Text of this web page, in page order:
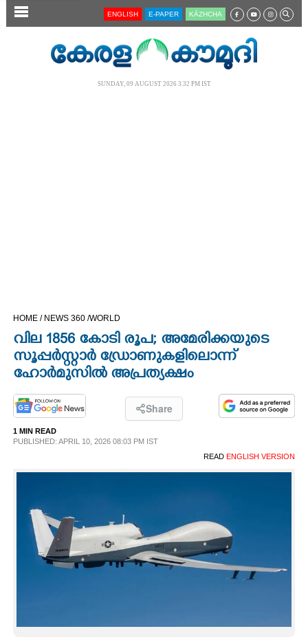
SECTIONS
CINEMA
OPINION
PHOTOS
LIFESTYLE
INFO+
ENGLISH E-PAPER KĀZHCHA
SUNDAY, 09 AUGUST 2026 3.32 PM IST
HOME / NEWS 360 /WORLD
വില 1856 കോടി രൂപ; അമേരിക്കയുടെ
സൂപ്പര്‍സ്റ്റാര്‍ ഡ്രോണുകളിലൊന്ന്
ഹോര്‍മുസില്‍ അപ്രത്യക്ഷം
Share
1 MIN READ
PUBLISHED: APRIL 10, 2026 08:03 PM IST
READ ENGLISH VERSION